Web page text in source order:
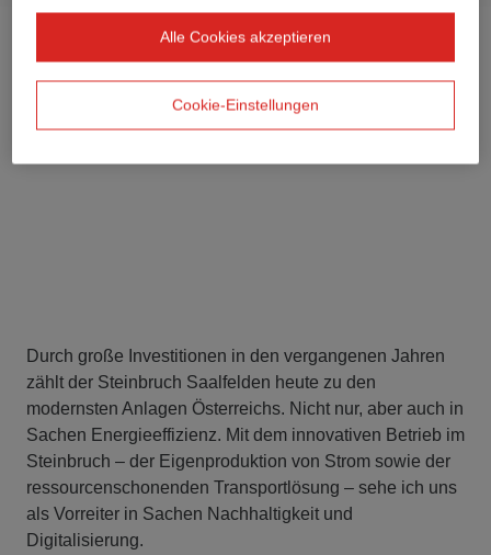
Durch große Investitionen in den vergangenen Jahren
zählt der Steinbruch Saalfelden heute zu den
modernsten Anlagen Österreichs. Nicht nur, aber auch in
Sachen Energieeffizienz. Mit dem innovativen Betrieb im
Steinbruch – der Eigenproduktion von Strom sowie der
ressourcenschonenden Transportlösung – sehe ich uns
als Vorreiter in Sachen Nachhaltigkeit und
Digitalisierung.
Alle Cookies akzeptieren
Cookie-Einstellungen